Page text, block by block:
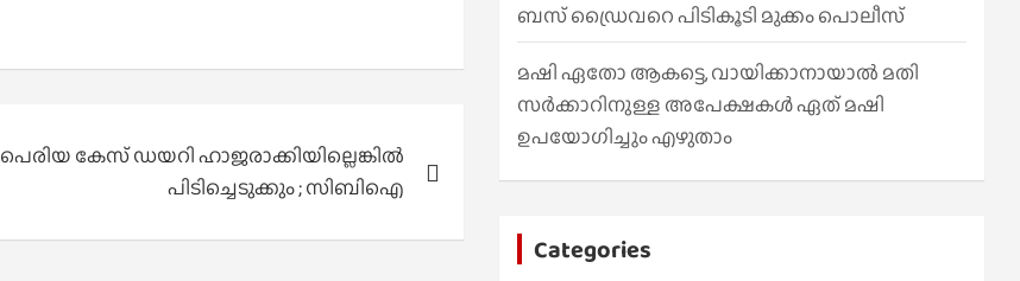
പെരിയ കേസ് ഡയറി ഹാജരാക്കിയില്ലെങ്കിൽ
പിടിച്ചെടുക്കും ; സിബിഐ
ബസ് ഡ്രൈവറെ പിടികൂടി മുക്കം പൊലീസ്
മഷി ഏതോ ആകട്ടെ, വായിക്കാനായാൽ മതി​
സർക്കാറിനുള്ള അപേക്ഷകൾ ഏത് മഷി
ഉപയോഗിച്ചും എഴുതാം
Categories